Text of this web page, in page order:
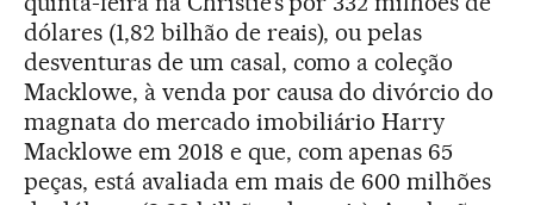
dólares (1,82 bilhão de reais), ou pelas
desventuras de um casal, como a coleção
Macklowe, à venda por causa do divórcio do
magnata do mercado imobiliário Harry
Macklowe em 2018 e que, com apenas 65
peças, está avaliada em mais de 600 milhões